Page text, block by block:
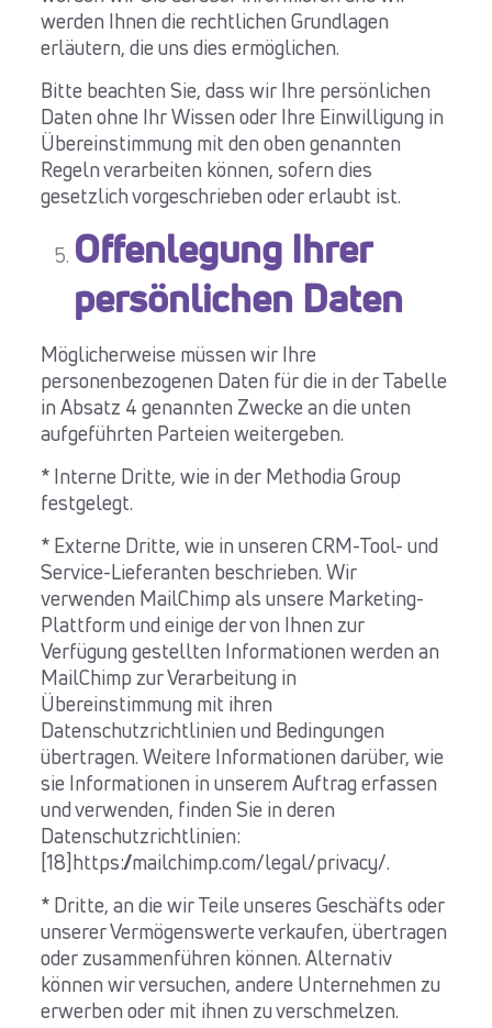
werden Ihnen die rechtlichen Grundlagen
erläutern, die uns dies ermöglichen.
Bitte beachten Sie, dass wir Ihre persönlichen
Daten ohne Ihr Wissen oder Ihre Einwilligung in
Übereinstimmung mit den oben genannten
Regeln verarbeiten können, sofern dies
gesetzlich vorgeschrieben oder erlaubt ist.
Offenlegung Ihrer
persönlichen Daten
Möglicherweise müssen wir Ihre
personenbezogenen Daten für die in der Tabelle
in Absatz 4 genannten Zwecke an die unten
aufgeführten Parteien weitergeben.
* Interne Dritte, wie in der Methodia Group
festgelegt.
* Externe Dritte, wie in unseren CRM-Tool- und
Service-Lieferanten beschrieben. Wir
verwenden MailChimp als unsere Marketing-
Plattform und einige der von Ihnen zur
Verfügung gestellten Informationen werden an
MailChimp zur Verarbeitung in
Übereinstimmung mit ihren
Datenschutzrichtlinien und Bedingungen
übertragen. Weitere Informationen darüber, wie
sie Informationen in unserem Auftrag erfassen
und verwenden, finden Sie in deren
Datenschutzrichtlinien:
[18]https://mailchimp.com/legal/privacy/.
* Dritte, an die wir Teile unseres Geschäfts oder
unserer Vermögenswerte verkaufen, übertragen
oder zusammenführen können. Alternativ
können wir versuchen, andere Unternehmen zu
erwerben oder mit ihnen zu verschmelzen.